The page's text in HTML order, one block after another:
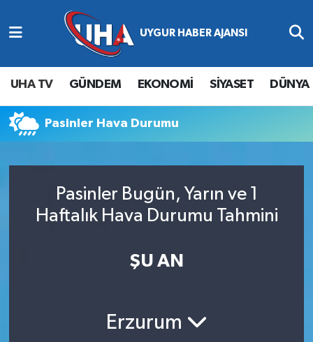
UHA TV GÜNDEM EKONOMİ SİYASET DÜNYA
Pasinler Hava Durumu
Pasinler Bugün, Yarın ve 1
Haftalık Hava Durumu Tahmini
ŞU AN
Erzurum
Abone Ol
Gündem
Ekonomi
Siyaset
Nöbetçi Eczaneler
Hava Durumu
Namaz Vakitleri
Süper Lig Puan Durumu ve Fikstür
Son Dakika Haberleri